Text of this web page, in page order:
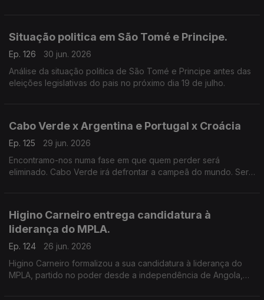
Situação politica em São Tomé e Principe.
Ep. 126
30 jun. 2026
Análise da situação politica de São Tomé e Principe antes das
eleições legislativas do pais no próximo dia 19 de julho.
Cabo Verde x Argentina e Portugal x Croácia
Ep. 125
29 jun. 2026
Encontramo-nos numa fase em que quem perder será
eliminado. Cabo Verde irá defrontar a campeã do mundo. Será
Higino Carneiro entrega candidatura à
liderança do MPLA.
Ep. 124
26 jun. 2026
Higino Carneiro formalizou a sua candidatura à liderança do
MPLA, partido no poder desde a independência de Angola,